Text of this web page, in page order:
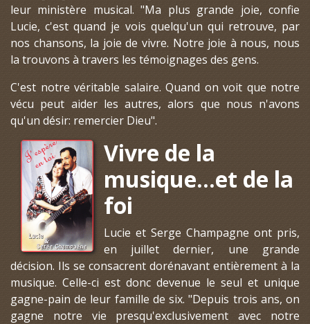
leur ministère musical. "Ma plus grande joie, confie
Lucie, c'est quand je vois quelqu'un qui retrouve, par
nos chansons, la joie de vivre. Notre joie à nous, nous
la trouvons à travers les témoignages des gens.
C'est notre véritable salaire. Quand on voit que notre
vécu peut aider les autres, alors que nous n'avons
qu'un désir: remercier Dieu".
Vivre de la
musique...et de la
foi
Lucie et Serge Champagne ont pris,
en juillet dernier, une grande
décision. Ils se consacrent dorénavant entièrement à la
musique. Celle-ci est donc devenue le seul et unique
gagne-pain de leur famille de six. "Depuis trois ans, on
gagne notre vie presqu'exclusivement avec notre